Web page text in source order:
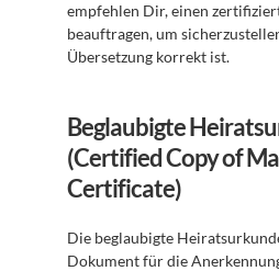
empfehlen Dir, einen
beauftragen, um
Übersetzung korrekt ist.
Beglaubigte
(Certified Copy of
Certificate)
Die beglaubigte
Dokument für die